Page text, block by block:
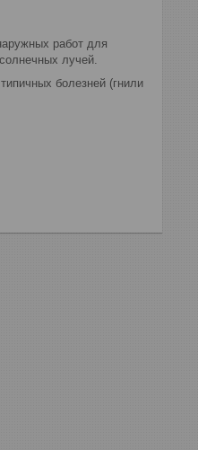
работ для
лучей.
болезней (гнили